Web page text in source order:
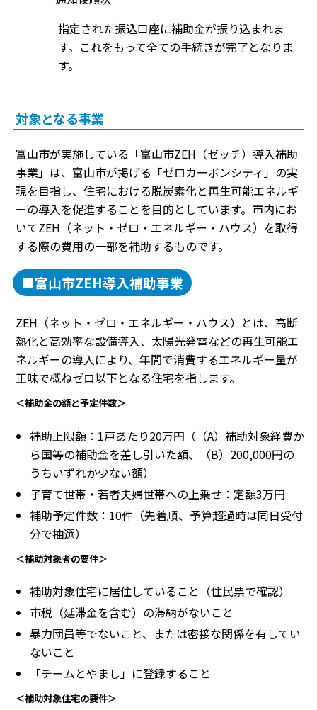
指定された振込口座に補助金が振り込まれま
す。これをもって全ての手続きが完了となりま
す。
対象となる事業
富山市が実施している「富山市ZEH（ゼッチ）導入補助
事業」は、富山市が掲げる「ゼロカーボンシティ」の実
現を目指し、住宅における脱炭素化と再生可能エネルギ
ーの導入を促進することを目的としています。市内にお
いてZEH（ネット・ゼロ・エネルギー・ハウス）を取得
する際の費用の一部を補助するものです。
■富山市ZEH導入補助事業
ZEH（ネット・ゼロ・エネルギー・ハウス）とは、高断
熱化と高効率な設備導入、太陽光発電などの再生可能エ
ネルギーの導入により、年間で消費するエネルギー量が
正味で概ねゼロ以下となる住宅を指します。
＜補助金の額と予定件数＞
補助上限額：1戸あたり20万円（（A）補助対象経費か
ら国等の補助金を差し引いた額、（B）200,000円の
うちいずれか少ない額）
子育て世帯・若者夫婦世帯への上乗せ：定額3万円
補助予定件数：10件（先着順、予算超過時は同日受付
分で抽選）
＜補助対象者の要件＞
補助対象住宅に居住していること（住民票で確認）
市税（延滞金を含む）の滞納がないこと
暴力団員等でないこと、または密接な関係を有してい
ないこと
「チームとやまし」に登録すること
＜補助対象住宅の要件＞